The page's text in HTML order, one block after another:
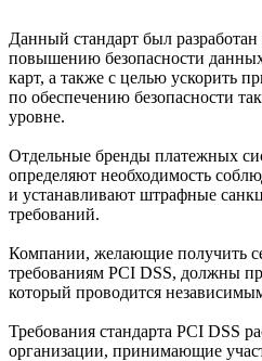
Данный стандарт был разработан
повышению безопасности
карт, а также с целью ускорить
по обеспечению безопасности
уровне.
Отдельные бренды платежных
определяют необходимость
и устанавливают штрафные
требований.
Компании, желающие получить
требованиям PCI DSS, должны
который проводится
Требования стандарта PCI DSS
организации, принимающие